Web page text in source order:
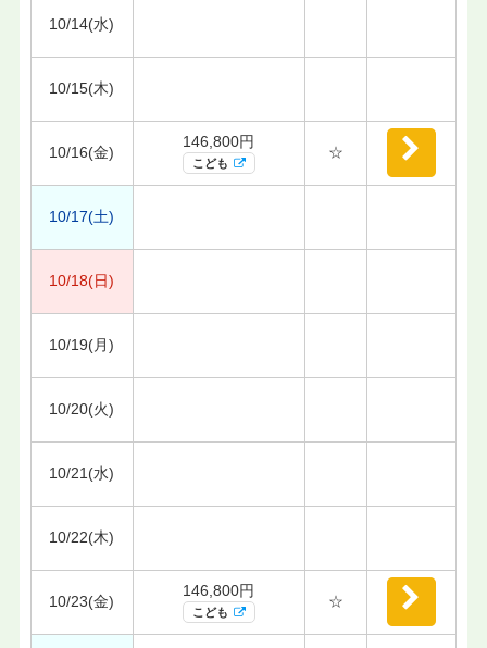
10/14(水)
10/15(木)
10/16(金)
146,800円
こども
☆
10/17(土)
10/18(日)
10/19(月)
10/20(火)
10/21(水)
10/22(木)
10/23(金)
146,800円
こども
☆